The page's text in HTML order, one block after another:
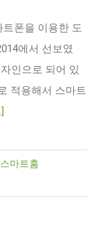
폰을 이용한 도
에서 선보였
인으로 되어 있
적용해서 스마트
스마트홈